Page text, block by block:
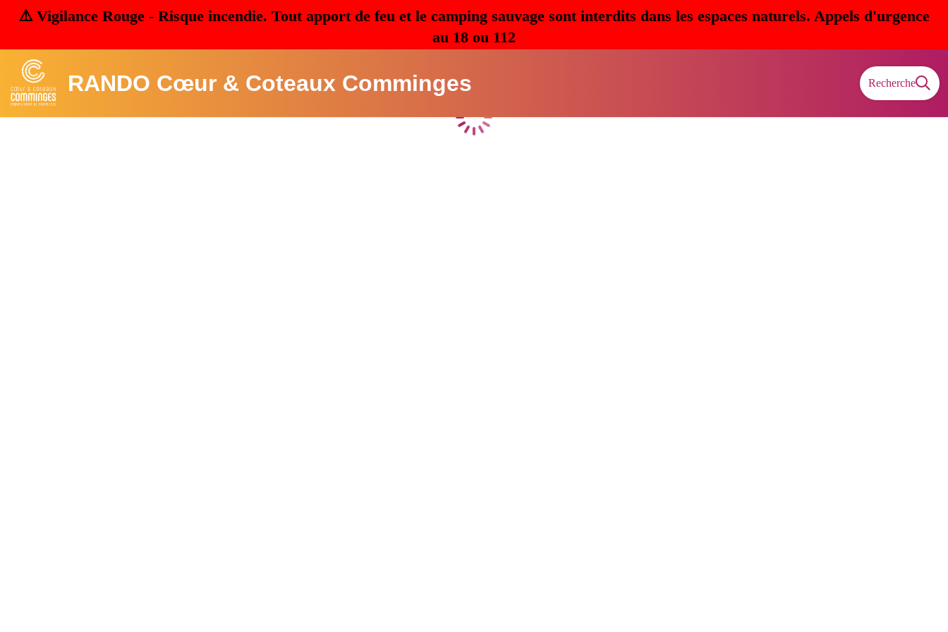
⚠️ Vigilance Rouge - Risque incendie. Tout apport de feu et le camping sauvage sont interdits dans les espaces naturels. Appels d'urgence
au 18 ou 112
RANDO Cœur & Coteaux Comminges Recherche
Chargement